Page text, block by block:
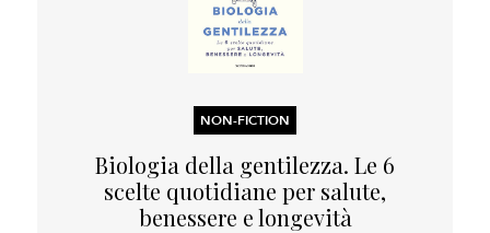
NON-FICTION
Biologia della gentilezza. Le 6
scelte quotidiane per salute,
benessere e longevità